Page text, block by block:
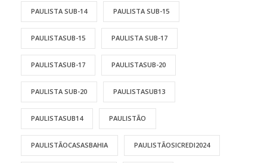
PAULISTA SUB-14 PAULISTA SUB-15
PAULISTASUB-15 PAULISTA SUB-17
PAULISTASUB-17 PAULISTASUB-20
PAULISTA SUB-20 PAULISTASUB13
PAULISTASUB14 PAULISTÃO
PAULISTÃOCASASBAHIA PAULISTÃOSICREDI2024